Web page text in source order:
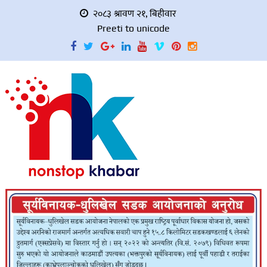
२०८३ श्रावण २१, बिहीवार
Preeti to unicode